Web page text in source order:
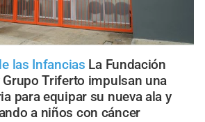
las Infancias La Fundación
Grupo Triferto impulsan una
para equipar su nueva ala y
a niños con cáncer